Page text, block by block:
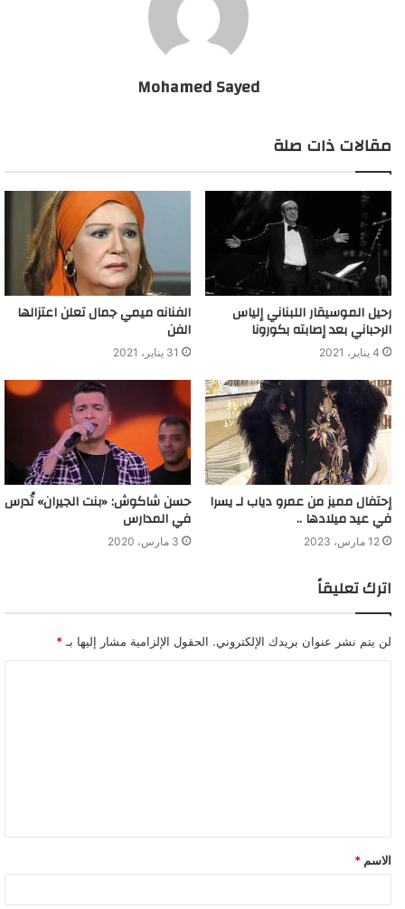
طاقم الفيلم يعلم من هي الابنة الحقيقية لمديحة كامل.
وعلقت على الأمر قائلة “بلاش هبل وادعاء وبحث عن دور”، وسخرت
من عماد محرم بأنها لو كانت تمتلك ثقته وهو يتحدث عن كشفه لسر
الفيلم، لأصبح لها شأن مغاير في الوقت الحالي.
Mohamed Sayed
مقالات ذات صلة
رحيل الموسيقار اللبناني إلياس
الرحباني بعد إصابته بكورونا
4 يناير، 2021
الفنانه ميمي جمال تعلن اعتزالها
الفن
31 يناير، 2021
إحتفال مميز من عمرو دياب لـ يسرا
في عيد ميلادها ..
12 مارس، 2023
حسن شاكوش: «بنت الجيران» تُدرس
في المدارس
3 مارس، 2020
اترك تعليقاً
لن يتم نشر عنوان بريدك الإلكتروني. الحقول الإلزامية مشار إليها بـ *
الاسم *